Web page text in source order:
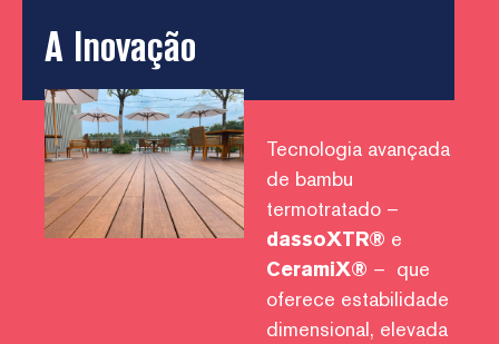
A Inovação
Tecnologia avançada
de bambu
termotratado –
dassoXTR® e
CeramiX® – que
oferece estabilidade
dimensional, elevada